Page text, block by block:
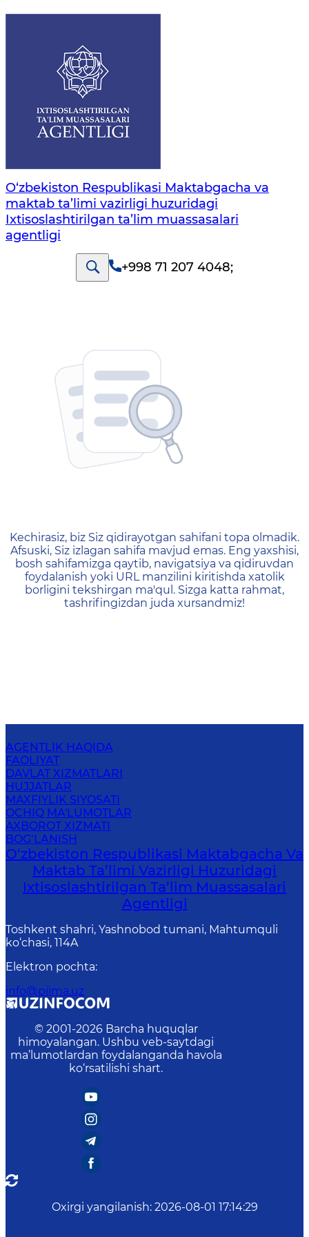
O‘zbekiston Respublikasi Maktabgacha va
maktab ta’limi vazirligi huzuridagi
Ixtisoslashtirilgan ta’lim muassasalari
agentligi
+998 71 207 4048;
404 — Страница не
Kechirasiz, biz Siz qidirayotgan sahifani topa olmadik.
Afsuski, Siz izlagan sahifa mavjud emas. Eng yaxshisi,
bosh sahifamizga qaytib, navigatsiya va qidiruvdan
foydalanish yoki URL manzilini kiritishda xatolik
borligini tekshirgan ma'qul. Sizga katta rahmat,
tashrifingizdan juda xursandmiz!
AGENTLIK HAQIDA
FAOLIYAT
DAVLAT XIZMATLARI
HUJJATLAR
MAXFIYLIK SIYOSATI
OCHIQ MA'LUMOTLAR
AXBOROT XIZMATI
BOG‘LANISH
O‘zbekiston Respublikasi Maktabgacha Va
Maktab Ta’limi Vazirligi Huzuridagi
Ixtisoslashtirilgan Ta’lim Muassasalari
Agentligi
Toshkent shahri, Yashnobod tumani, Mahtumquli
ko‘chasi, 114A
Elektron pochta:
info@piima.uz
© 2001-2026 Barcha huquqlar
himoyalangan. Ushbu veb-saytdagi
ma’lumotlardan foydalanganda havola
ko‘rsatilishi shart.
Oxirgi yangilanish: 2026-08-01 17:14:29